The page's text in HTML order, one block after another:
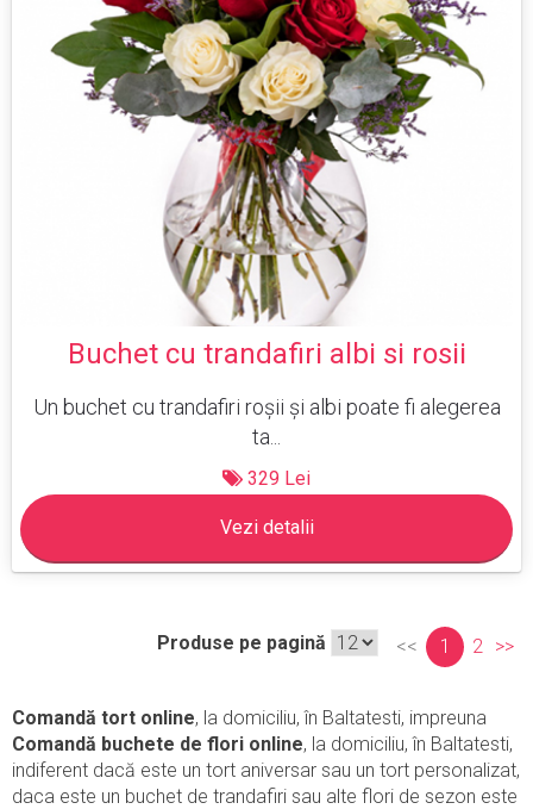
Buchet cu trandafiri albi si rosii
Un buchet cu trandafiri roșii și albi poate fi alegerea
ta...
329 Lei
Vezi detalii
Produse pe pagină << 1 2 >>
Comandă tort online, la domiciliu, în Baltatesti, impreuna
Comandă buchete de flori online, la domiciliu, în Baltatesti,
indiferent dacă este un tort aniversar sau un tort personalizat,
daca este un buchet de trandafiri sau alte flori de sezon este